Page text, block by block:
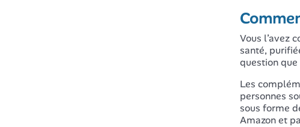
Vous l’avez
santé,
question
Les
personnes
sous forme
Amazon et